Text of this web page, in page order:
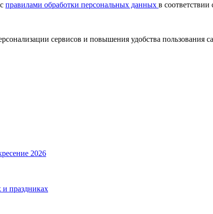
правилами обработки персональных данных в соответствии
сервисов и повышения удобства пользования
2026
праздниках